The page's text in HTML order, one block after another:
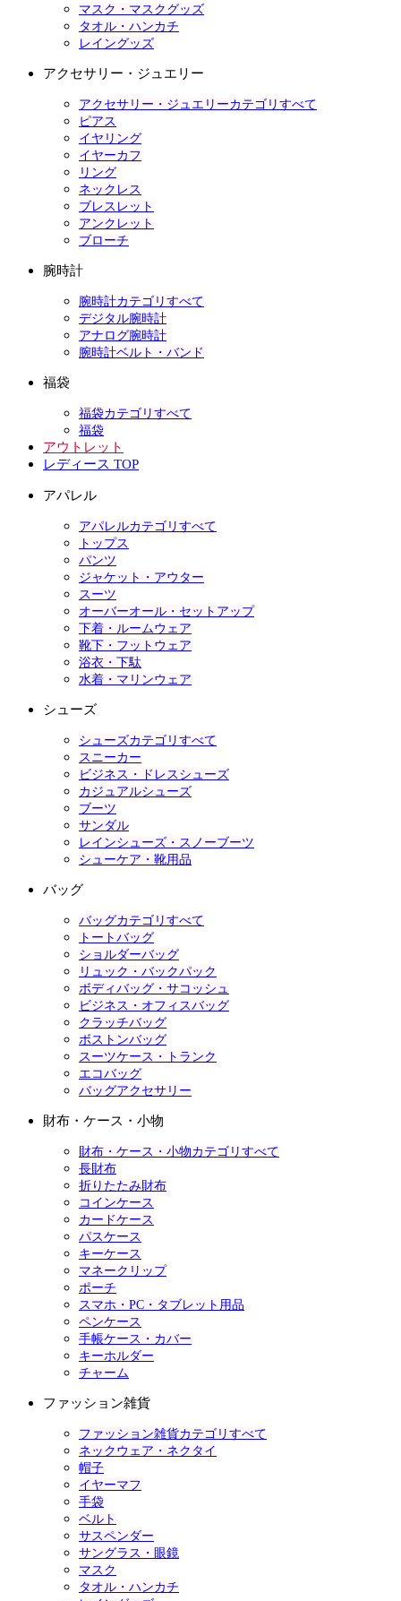
マスク・マスクグッズ
タオル・ハンカチ
レイングッズ
アクセサリー・ジュエリー
アクセサリー・ジュエリーカテゴリすべて
ピアス
イヤリング
イヤーカフ
リング
ネックレス
ブレスレット
アンクレット
ブローチ
腕時計
腕時計カテゴリすべて
デジタル腕時計
アナログ腕時計
腕時計ベルト・バンド
福袋
福袋カテゴリすべて
福袋
アウトレット
レディース TOP
アパレル
アパレルカテゴリすべて
トップス
パンツ
ジャケット・アウター
スーツ
オーバーオール・セットアップ
下着・ルームウェア
靴下・フットウェア
浴衣・下駄
水着・マリンウェア
シューズ
シューズカテゴリすべて
スニーカー
ビジネス・ドレスシューズ
カジュアルシューズ
ブーツ
サンダル
レインシューズ・スノーブーツ
シューケア・靴用品
バッグ
バッグカテゴリすべて
トートバッグ
ショルダーバッグ
リュック・バックパック
ボディバッグ・サコッシュ
ビジネス・オフィスバッグ
クラッチバッグ
ボストンバッグ
スーツケース・トランク
エコバッグ
バッグアクセサリー
財布・ケース・小物
財布・ケース・小物カテゴリすべて
長財布
折りたたみ財布
コインケース
カードケース
パスケース
キーケース
マネークリップ
ポーチ
スマホ・PC・タブレット用品
ペンケース
手帳ケース・カバー
キーホルダー
チャーム
ファッション雑貨
ファッション雑貨カテゴリすべて
ネックウェア・ネクタイ
帽子
イヤーマフ
手袋
ベルト
サスペンダー
サングラス・眼鏡
マスク
タオル・ハンカチ